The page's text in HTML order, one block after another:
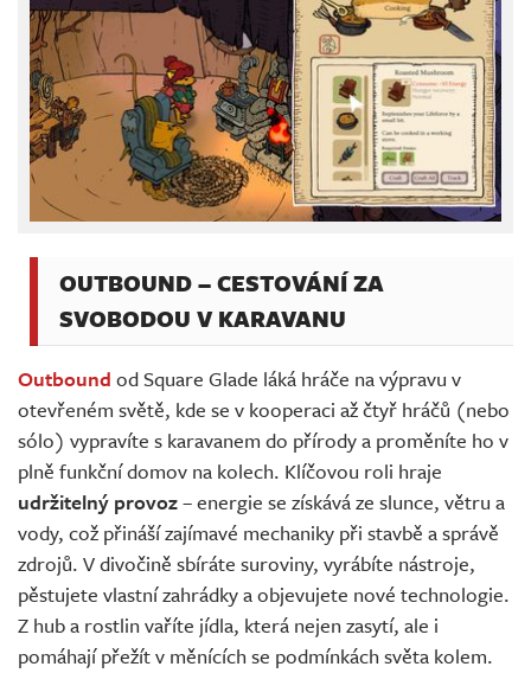
OUTBOUND – CESTOVÁNÍ ZA
SVOBODOU V KARAVANU
Outbound od Square Glade láká hráče na výpravu v
otevřeném světě, kde se v kooperaci až čtyř hráčů (nebo
sólo) vypravíte s karavanem do přírody a proměníte ho v
plně funkční domov na kolech. Klíčovou roli hraje
udržitelný provoz– energie se získává ze slunce, větru a
vody, což přináší zajímavé mechaniky při stavbě a správě
zdrojů. V divočině sbíráte suroviny, vyrábíte nástroje,
pěstujete vlastní zahrádky a objevujete nové technologie.
Z hub a rostlin vaříte jídla, která nejen zasytí, ale i
pomáhají přežít v měnících se podmínkách světa kolem.